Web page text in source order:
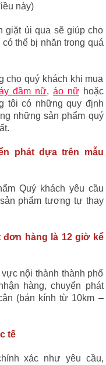
này)
giặt ủi qua sẽ giúp cho
thể bị nhăn trong quá
cho quý khách khi mua
đầm nữ, áo nữhoặc
tôi có những quy định
những sản phẩm quý
phát dựa trên mẫu
Quý khách yêu cầu
phẩm tương tự thay
đơn hàng là 12 giờ kể
nội thành thành phố
hàng, chuyển phát
(bán kính từ 10km –
tế
xác như yêu cầu,